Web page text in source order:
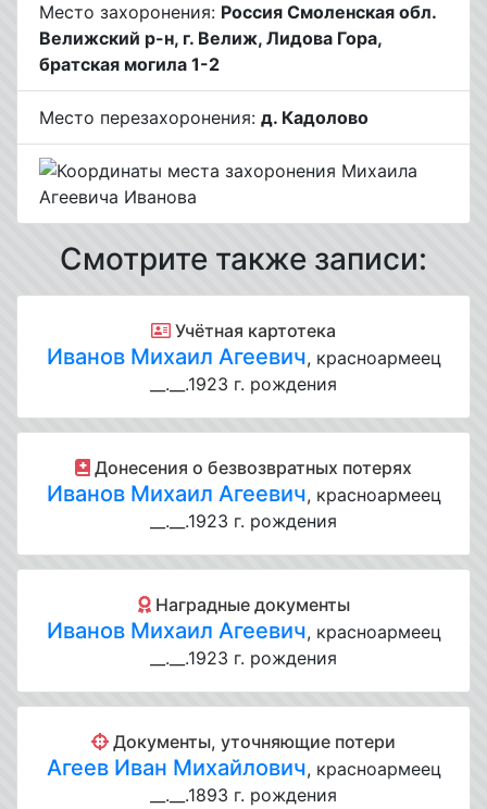
Место захоронения: Россия Смоленская обл.
Велижский р-н, г. Велиж, Лидова Гора,
братская могила 1-2
Место перезахоронения: д. Кадолово
Смотрите также записи:
Учётная картотека
Иванов Михаил Агеевич, красноармеец
__.__.1923 г. рождения
Донесения о безвозвратных потерях
Иванов Михаил Агеевич, красноармеец
__.__.1923 г. рождения
Наградные документы
Иванов Михаил Агеевич, красноармеец
__.__.1923 г. рождения
Документы, уточняющие потери
Агеев Иван Михайлович, красноармеец
__.__.1893 г. рождения